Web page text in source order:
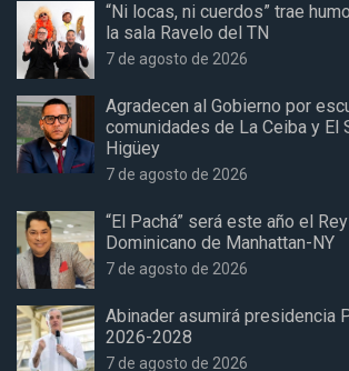
“Ni locas, ni cuerdos” trae
la sala Ravelo del TN
7 de agosto de 2026
Agradecen al Gobierno por
comunidades de La Ceiba y El
Higüey
7 de agosto de 2026
“El Pachá” será este año el
Dominicano de Manhattan-NY
7 de agosto de 2026
Abinader asumirá presidencia
2026-2028
7 de agosto de 2026